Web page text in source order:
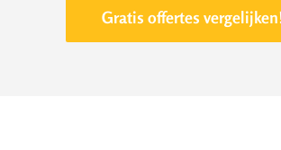
Gratis offertes